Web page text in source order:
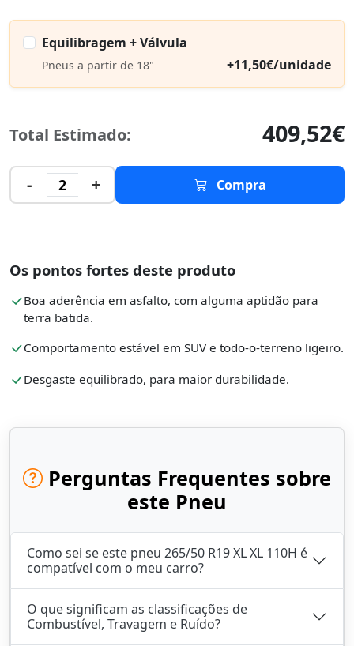
Equilibragem + Válvula
Pneus a partir de 18" +11,50€/unidade
Total Estimado: 409,52€
- 2 + Compra
Os pontos fortes deste produto
Boa aderência em asfalto, com alguma aptidão para
terra batida.
Comportamento estável em SUV e todo-o-terreno ligeiro.
Desgaste equilibrado, para maior durabilidade.
Perguntas Frequentes sobre
este Pneu
Como sei se este pneu 265/50 R19 XL XL 110H é
compatível com o meu carro?
O que significam as classificações de
Combustível, Travagem e Ruído?